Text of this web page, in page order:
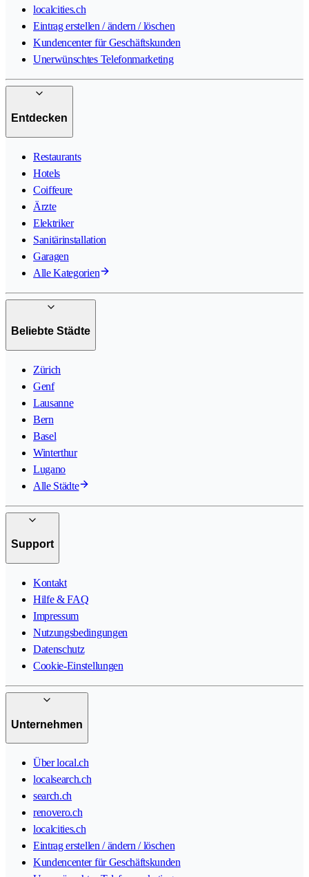
localcities.ch
Eintrag erstellen / ändern / löschen
Kundencenter für Geschäftskunden
Unerwünschtes Telefonmarketing
Entdecken
Restaurants
Hotels
Coiffeure
Ärzte
Elektriker
Sanitärinstallation
Garagen
Alle Kategorien
Beliebte Städte
Zürich
Genf
Lausanne
Bern
Basel
Winterthur
Lugano
Alle Städte
Support
Kontakt
Hilfe & FAQ
Impressum
Nutzungsbedingungen
Datenschutz
Cookie-Einstellungen
Unternehmen
Über local.ch
localsearch.ch
search.ch
renovero.ch
localcities.ch
Eintrag erstellen / ändern / löschen
Kundencenter für Geschäftskunden